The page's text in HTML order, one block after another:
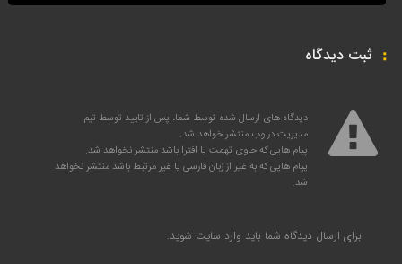
ثبت دیدگاه
دیدگاه های ارسال شده توسط شما، پس از تایید توسط تیم
مدیریت در وب منتشر خواهد شد.
پیام هایی که حاوی تهمت یا افترا باشد منتشر نخواهد شد.
پیام هایی که به غیر از زبان فارسی یا غیر مرتبط باشد منتشر نخواهد
شد.
برای ارسال دیدگاه شما باید وارد سایت شوید.